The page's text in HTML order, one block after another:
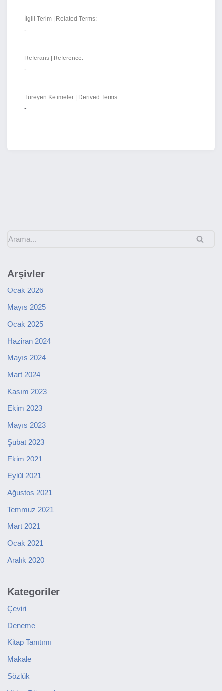
İlgili Terim | Related Terms:
-
Referans | Reference:
-
Türeyen Kelimeler | Derived Terms:
-
Arşivler
Ocak 2026
Mayıs 2025
Ocak 2025
Haziran 2024
Mayıs 2024
Mart 2024
Kasım 2023
Ekim 2023
Mayıs 2023
Şubat 2023
Ekim 2021
Eylül 2021
Ağustos 2021
Temmuz 2021
Mart 2021
Ocak 2021
Aralık 2020
Kategoriler
Çeviri
Deneme
Kitap Tanıtımı
Makale
Sözlük